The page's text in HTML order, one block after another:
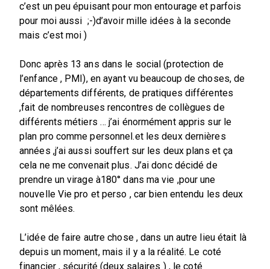
c’est un peu épuisant pour mon entourage et parfois
pour moi aussi ;-)d’avoir mille idées à la seconde
mais c’est moi )
Donc après 13 ans dans le social (protection de
l’enfance , PMI), en ayant vu beaucoup de choses, de
départements différents, de pratiques différentes
,fait de nombreuses rencontres de collègues de
différents métiers … j’ai énormément appris sur le
plan pro comme personnel.et les deux dernières
années ,j’ai aussi souffert sur les deux plans et ça
cela ne me convenait plus. J’ai donc décidé de
prendre un virage à180° dans ma vie ,pour une
nouvelle Vie pro et perso , car bien entendu les deux
sont mêlées.
L’idée de faire autre chose , dans un autre lieu était là
depuis un moment, mais il y a la réalité. Le coté
financier , sécurité (deux salaires ) , le coté